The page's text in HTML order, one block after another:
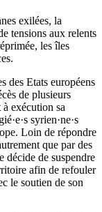
exilées, la
tensions aux relents
les îles
des Etats européens
de plusieurs
exécution sa
syrien·ne·s
Loin de répondre
que par des
décide de suspendre
afin de refouler
le soutien de son